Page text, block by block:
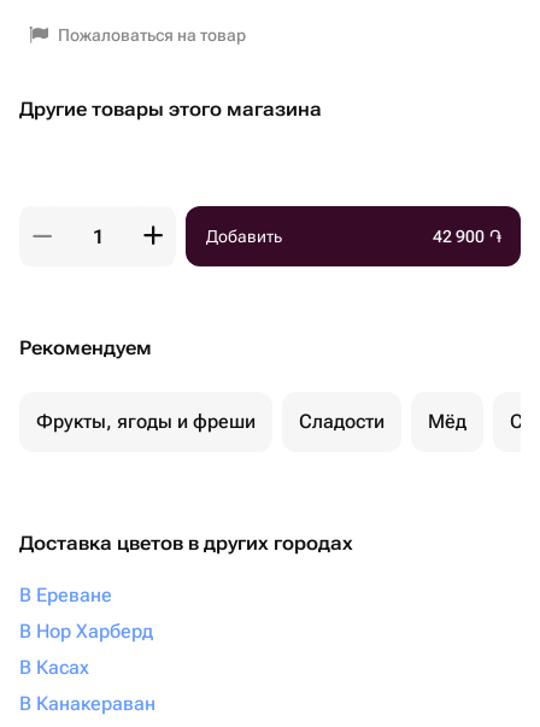
Пожаловаться на товар
Другие товары этого магазина
Добавить 42 900 ֏
Рекомендуем
Фрукты, ягоды и фреши Сладости Мёд
Доставка цветов в других городах
В Ереване
В Нор Харберд
В Касах
В Канакераван